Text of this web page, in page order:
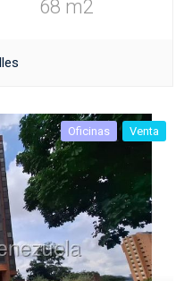
68 m2
Oficinas Venta